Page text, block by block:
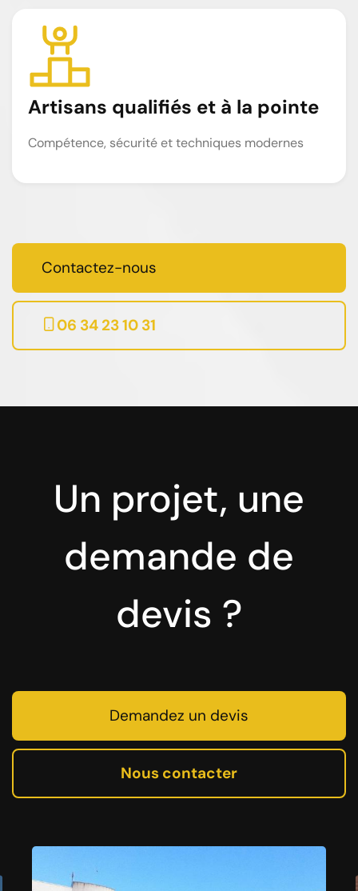
Artisans qualifiés et à la pointe
Compétence, sécurité et techniques modernes
Contactez-nous
06 34 23 10 31
Un projet, une
demande de
devis ?
Demandez un devis
Nous contacter